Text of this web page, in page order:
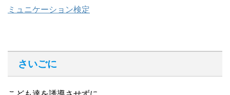
ミュニケーション検定
さいごに